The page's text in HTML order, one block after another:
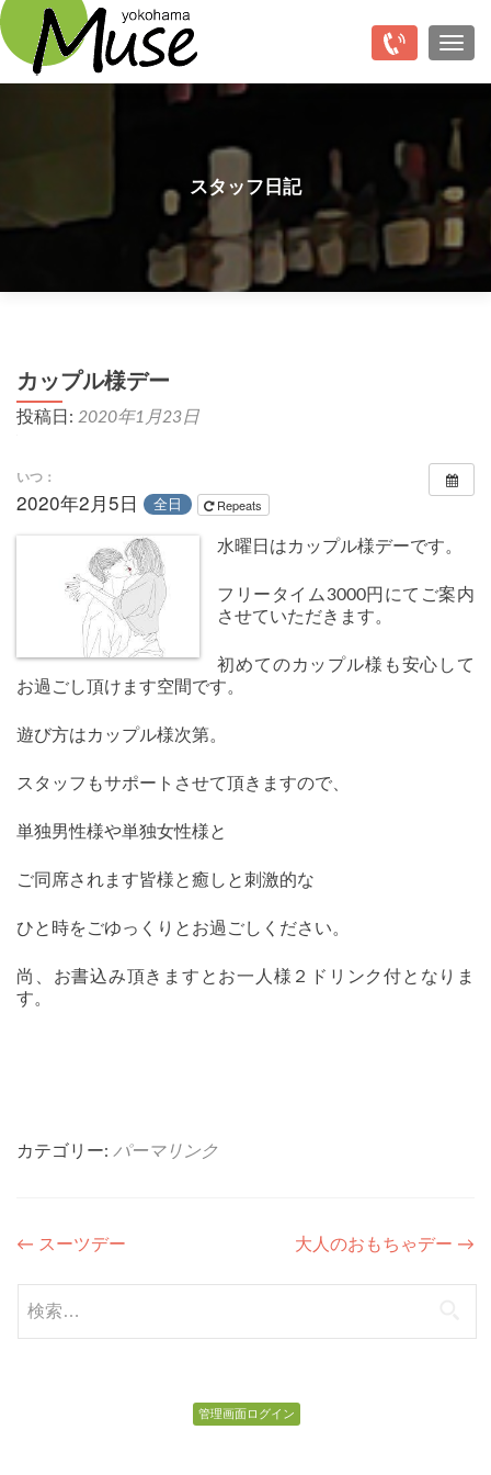
ナビ
スタッフ日記
カップル様デー
投稿日: 2020年1月23日
いつ：
2020年2月5日 全日 Repeats
水曜日はカップル様デーです。
フリータイム3000円にてご案内
させていただきます。
初めてのカップル様も安心して
お過ごし頂けます空間です。
遊び方はカップル様次第。
スタッフもサポートさせて頂きますので、
単独男性様や単独女性様と
ご同席されます皆様と癒しと刺激的な
ひと時をごゆっくりとお過ごしください。
尚、お書込み頂きますとお一人様２ドリンク付となりま
す。
カテゴリー: パーマリンク
投
稿
ナ
← スーツデー 大人のおもちゃデー →
索:
管理画面ログイン